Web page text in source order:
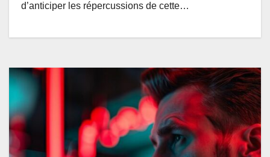
d’anticiper les répercussions de cette…